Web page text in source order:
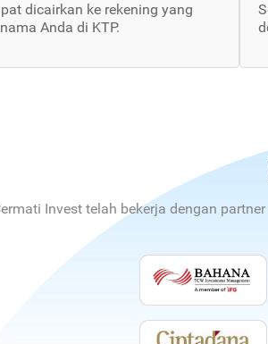
dicairkan ke rekening yang
Anda di KTP.
Invest telah bekerja dengan